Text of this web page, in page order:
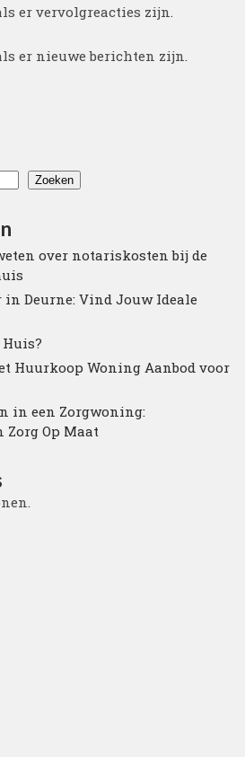
er vervolgreacties zijn.
er nieuwe berichten zijn.
Zoeken
over notariskosten bij de
Deurne: Vind Jouw Ideale
Huurkoop Woning Aanbod voor
in een Zorgwoning:
Op Maat